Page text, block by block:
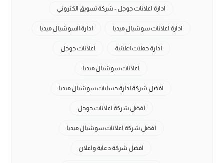
ادارة اعلانات جوجل - شركة تسويق الكتروني
ادارة اعلانات سوشيال ميديا ادارة السوشيال ميديا
ادارة حملات اعلانية اعلانات جوجل
اعلانات سوشيال ميديا
افضل شركة ادارة حسابات سوشيال ميديا
افضل شركة اعلانات جوجل
افضل شركة اعلانات سوشيال ميديا
افضل شركة دعاية واعلان